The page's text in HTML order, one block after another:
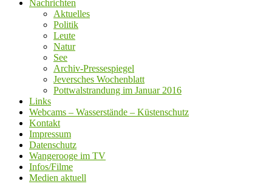
Nachrichten
Aktuelles
Politik
Leute
Natur
See
Archiv-Pressespiegel
Jeversches Wochenblatt
Pottwalstrandung im Januar 2016
Links
Webcams – Wasserstände – Küstenschutz
Kontakt
Impressum
Datenschutz
Wangerooge im TV
Infos/Filme
Medien aktuell